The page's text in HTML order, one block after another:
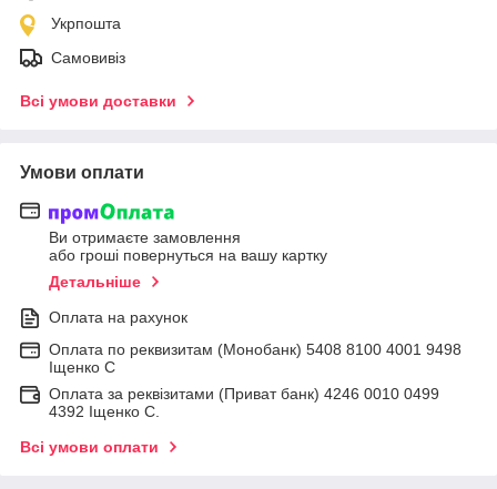
Укрпошта
Самовивіз
Всі умови доставки
Умови оплати
Ви отримаєте замовлення
або гроші повернуться на вашу картку
Детальніше
Оплата на рахунок
Оплата по реквизитам (Монобанк) 5408 8100 4001 9498
Іщенко С
Оплата за реквізитами (Приват банк) 4246 0010 0499
4392 Іщенко С.
Всі умови оплати